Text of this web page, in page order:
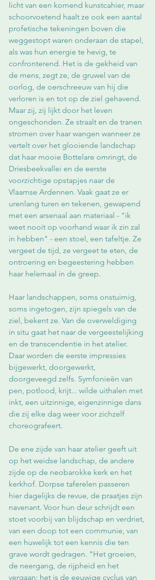
licht van een komend kunstcahier, maar
schoorvoetend haalt ze ook een aantal
profetische tekeningen boven die
weggestopt waren onderaan de stapel,
als was hun energie te hevig, te
confronterend. Het is de gekheid van
de mens, zegt ze, de gruwel van de
oorlog, de oerschreeuw van hij die
verloren is en tot op de ziel gehavend.
Maar zij, zij lijkt door het leven
ongeschonden. Ze straalt en de tranen
stromen over haar wangen wanneer ze
vertelt over het glooiende landschap
dat haar mooie Bottelare omringt, de
Driesbeekvallei en de eerste
voorzichtige opstapjes naar de
Vlaamse Ardennen. Vaak gaat ze er
urenlang turen en tekenen, gewapend
met een arsenaal aan materiaal - "ik
weet nooit op voorhand waar ik zin zal
in hebben" - een stoel, een tafeltje. Ze
vergeet de tijd, ze vergeet te eten, de
ontroering en begeestering hebben
haar helemaal in de greep.
Haar landschappen, soms onstuimig,
soms ingetogen, zijn spiegels van de
ziel, bekent ze. Van de overweldiging
in situ gaat het naar de vergeestelijking
en de transcendentie in het atelier.
Daar worden de eerste impressies
bijgewerkt, doorgewerkt,
doorgeveegd zelfs. Symfonieën van
pen, potlood, krijt... wilde uithalen met
inkt, een uitzinnige, eigenzinnige dans
die zij elke dag weer voor zichzelf
choreografeert.
De ene zijde van haar atelier geeft uit
op het weidse landschap, de andere
zijde op de neobarokke kerk en het
kerkhof. Dorpse taferelen passeren
hier dagelijks de revue, de praatjes zijn
navenant. Voor hun deur schrijdt een
stoet voorbij van blijdschap en verdriet,
van een doop tot een communie, van
een huwelijk tot een kennis die ten
grave wordt gedragen. "Het groeien,
de neergang, de rijpheid en het
vergaan: het is de eeuwige cyclus van